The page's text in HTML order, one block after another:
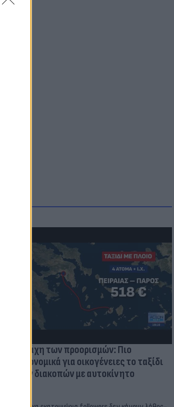
Η μάχη των προορισμών: Πιο
οικονομικά για οικογένειες το ταξίδι
των διακοπών με αυτοκίνητο